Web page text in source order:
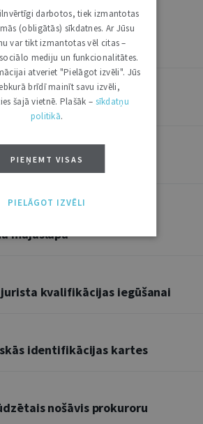
PADOME
advokātu padomē
akti Latvijā
advokātu birojam
mājaslapa
kvalifikācijas iegūšanai
identifikācijas kartes
nošāvis prokuroru
darbotos, tiek izmantotas
(obligātās) sīkdatnes. Ar Jūsu
var tikt izmantotas vēl citas –
mediju un funkcionalitātes.
atveriet "Pielāgot izvēli". Jūs
brīdī mainīt savu izvēli,
šajā vietnē. Plašāk – sīkdatņu
politikā.
PIEŅEMT VISAS
PIELĀGOT IZVĒLI